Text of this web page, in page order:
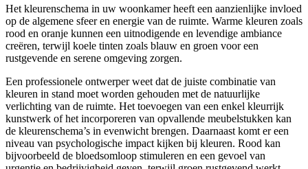
Het kleurenschema in uw woonkamer heeft een aanzienlijke invloed
op de algemene sfeer en energie van de ruimte. Warme kleuren zoals
rood en oranje kunnen een uitnodigende en levendige ambiance
creëren, terwijl koele tinten zoals blauw en groen voor een
rustgevende en serene omgeving zorgen.
Een professionele ontwerper weet dat de juiste combinatie van
kleuren in stand moet worden gehouden met de natuurlijke
verlichting van de ruimte. Het toevoegen van een enkel kleurrijk
kunstwerk of het incorporeren van opvallende meubelstukken kan
de kleurenschema’s in evenwicht brengen. Daarnaast komt er een
niveau van psychologische impact kijken bij kleuren. Rood kan
bijvoorbeeld de bloedsomloop stimuleren en een gevoel van